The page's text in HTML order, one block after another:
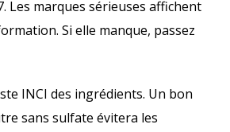
Les marques sérieuses affichent
Si elle manque, passez
INCI des ingrédients. Un bon
sans sulfate évitera les